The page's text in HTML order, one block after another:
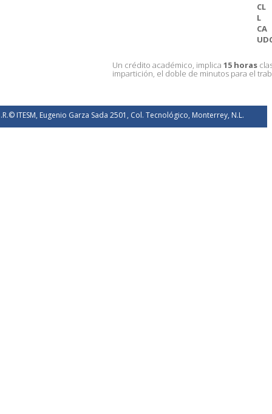
CL
L
CA
Un crédito académico, implica 15 horas
impartición, el doble de minutos para el
ITESM, Eugenio Garza Sada 2501, Col. Tecnológico, Monterrey, N.L.